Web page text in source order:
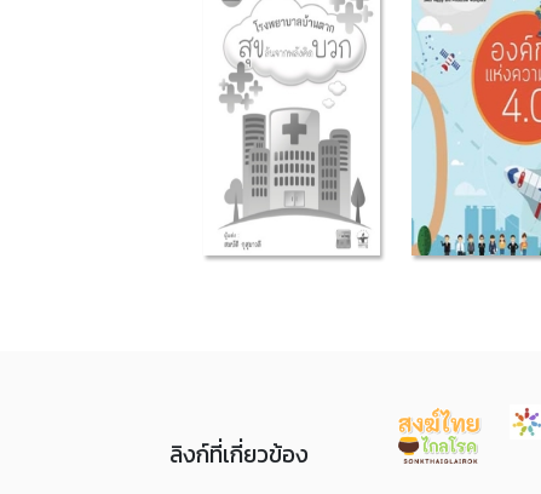
ลิงก์ที่เกี่ยวข้อง